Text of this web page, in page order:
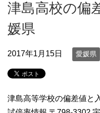
津島高校の偏
媛県
2017年1月15日 愛媛県
津島高等学校の偏差値と